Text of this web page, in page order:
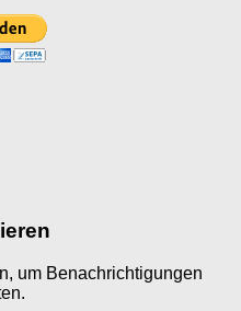
um Benachrichtigungen